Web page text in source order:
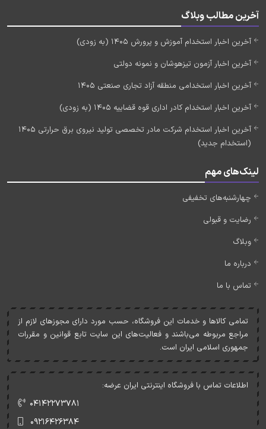
آخرین مطالب وبلاگ
آخرین اخبار استخدام آموزش و پرورش 1405 (به زودی)
آخرین اخبار آزمون تیزهوشان و نمونه دولتی
آخرین اخبار استخدامی منطقه آزاد تجاری صنعتی 1405
آخرین اخبار استخدام کادر اداری قوه قضاییه 1405 (به زودی)
آخرین اخبار استخدام شرکت مادر تخصصی تولید نیروی برق حرارتی 1405
(استخدام جدید)
لینک‌های مهم
چهارشنبه‌های تخفیفی
رضایت و قبولی
وبلاگ
درباره ما
تماس با ما
تمامی کالاها و خدمات اين فروشگاه، حسب مورد دارای مجوزهای لازم از
مراجع مربوطه می‌باشند و فعاليت‌های اين سايت تابع قوانين و مقررات
جمهوری اسلامی ايران است.
اطلاعات تماس با فروشگاه اینترنتی ایران عرضه:
۰۴۱۴۲۲۷۳۷۸۱
۰۹۲۱۶۴۲۶۳۸۴